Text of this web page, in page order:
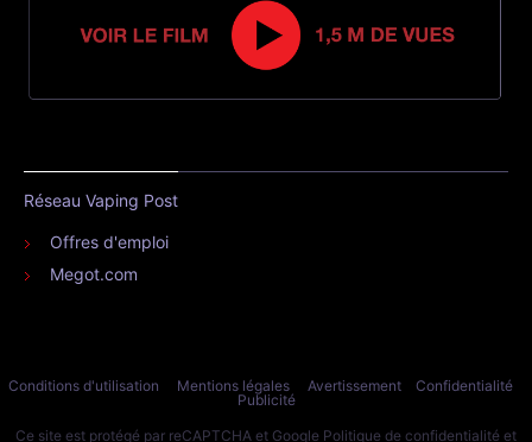
Réseau Vaping Post
Offres d'emploi
Megot.com
Conditions d'utilisation Mentions légales Avertissement
Confidentialité
Publicité
Ce site est protégé par reCAPTCHA et Google Politique de confidentialité et